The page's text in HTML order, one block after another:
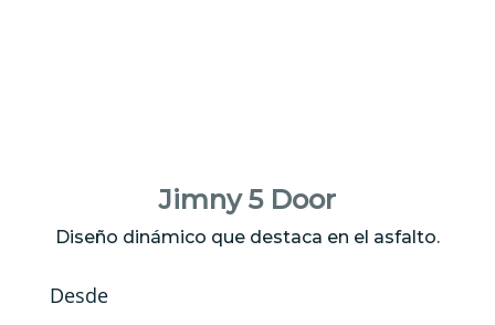
Jimny 5 Door
Diseño dinámico que destaca en el asfalto.
Desde